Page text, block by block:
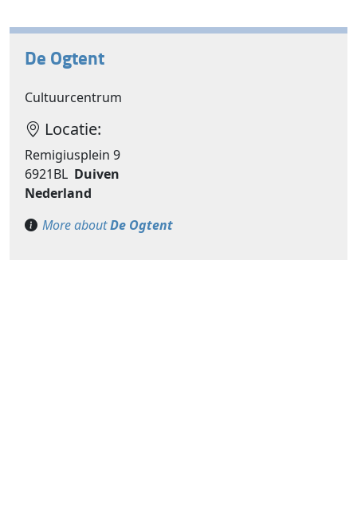
De Ogtent
Cultuurcentrum
Locatie:
Remigiusplein 9
6921BL Duiven
Nederland
More aboutDe Ogtent